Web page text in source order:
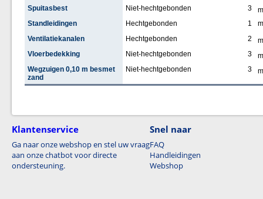
Spuitasbest Niet-hechtgebonden 3
m
Standleidingen
Hechtgebonden 1
m
Ventilatiekanalen
Hechtgebonden 2
m
Vloerbedekking
Niet-hechtgebonden 3
m
Wegzuigen 0,10 m besmet
zand
Niet-hechtgebonden 3 m
Klantenservice
Ga naar onze webshop en stel uw vraag
aan onze chatbot voor directe
ondersteuning.
Snel naar
FAQ
Handleidingen
Webshop